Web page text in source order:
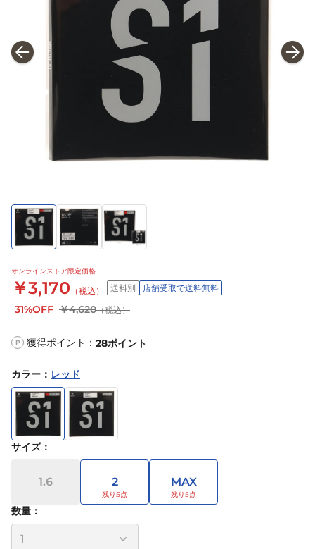
オンラインストア限定価格
￥3,170 （税込） 送料別 店舗受取で送料無料
31%OFF ￥4,620（税込）
P 獲得ポイント： 28ポイント
カラー ： レッド
サイズ：
1.6 2 MAX
数量：